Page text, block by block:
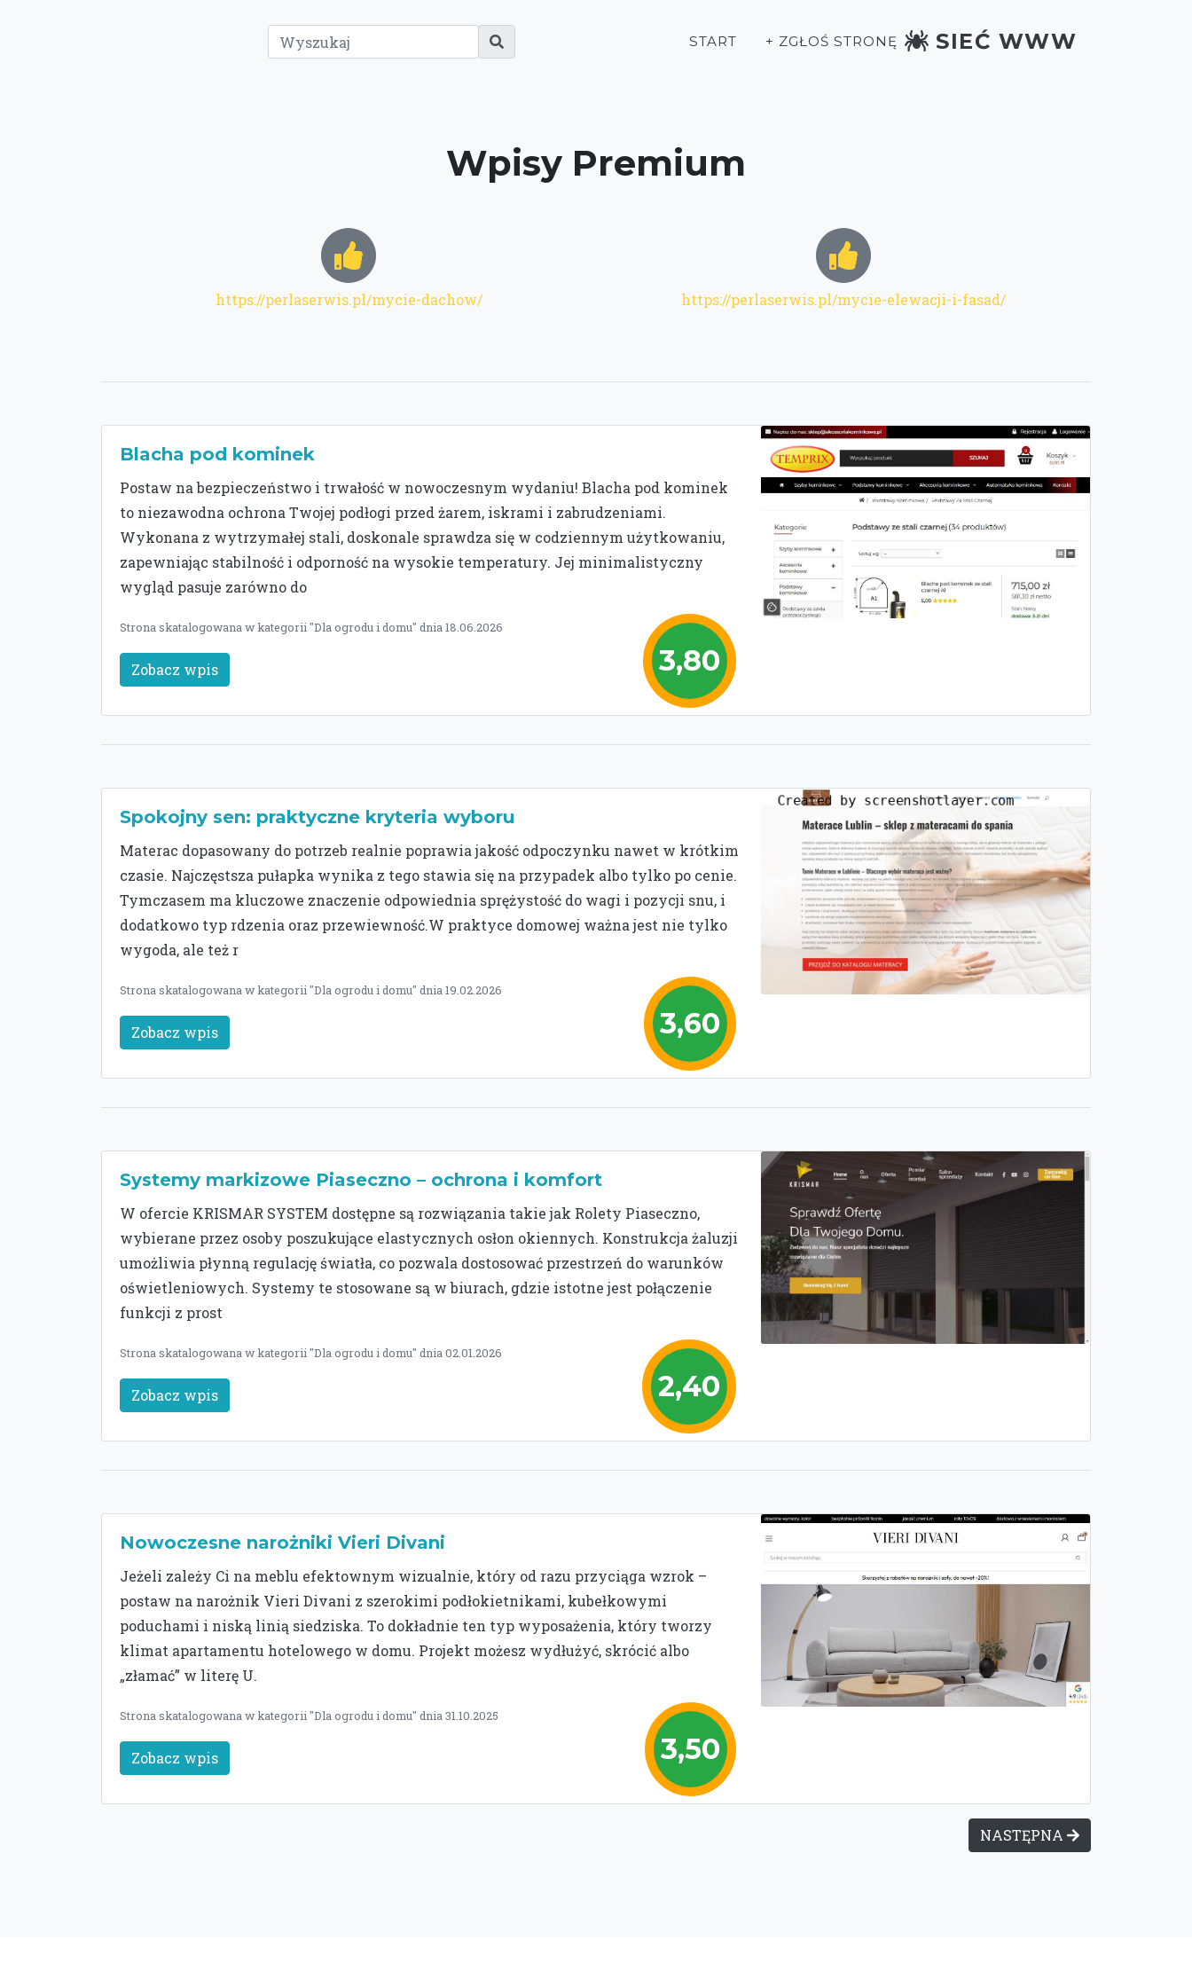
START + ZGŁOŚ STRONĘ SIEĆ WWW
Wpisy Premium
https://perlaserwis.pl/mycie-dachow/ https://perlaserwis.pl/mycie-elewacji-i-fasad/
Blacha pod kominek
Postaw na bezpieczeństwo i trwałość w nowoczesnym wydaniu! Blacha pod kominek
to niezawodna ochrona Twojej podłogi przed żarem, iskrami i zabrudzeniami.
Wykonana z wytrzymałej stali, doskonale sprawdza się w codziennym użytkowaniu,
zapewniając stabilność i odporność na wysokie temperatury. Jej minimalistyczny
wygląd pasuje zarówno do
3,80
Strona skatalogowana w kategorii "Dla ogrodu i domu" dnia 18.06.2026
Zobacz wpis
Spokojny sen: praktyczne kryteria wyboru
Materac dopasowany do potrzeb realnie poprawia jakość odpoczynku nawet w krótkim
czasie. Najczęstsza pułapka wynika z tego stawia się na przypadek albo tylko po cenie.
Tymczasem ma kluczowe znaczenie odpowiednia sprężystość do wagi i pozycji snu, i
dodatkowo typ rdzenia oraz przewiewność.W praktyce domowej ważna jest nie tylko
wygoda, ale też r
3,60
Strona skatalogowana w kategorii "Dla ogrodu i domu" dnia 19.02.2026
Zobacz wpis
Systemy markizowe Piaseczno – ochrona i komfort
W ofercie KRISMAR SYSTEM dostępne są rozwiązania takie jak Rolety Piaseczno,
wybierane przez osoby poszukujące elastycznych osłon okiennych. Konstrukcja żaluzji
umożliwia płynną regulację światła, co pozwala dostosować przestrzeń do warunków
oświetleniowych. Systemy te stosowane są w biurach, gdzie istotne jest połączenie
funkcji z prost
2,40
Strona skatalogowana w kategorii "Dla ogrodu i domu" dnia 02.01.2026
Zobacz wpis
Nowoczesne narożniki Vieri Divani
Jeżeli zależy Ci na meblu efektownym wizualnie, który od razu przyciąga wzrok –
postaw na narożnik Vieri Divani z szerokimi podłokietnikami, kubełkowymi
poduchami i niską linią siedziska. To dokładnie ten typ wyposażenia, który tworzy
klimat apartamentu hotelowego w domu. Projekt możesz wydłużyć, skrócić albo
„złamać” w literę U.
3,50
Strona skatalogowana w kategorii "Dla ogrodu i domu" dnia 31.10.2025
Zobacz wpis
NASTĘPNA